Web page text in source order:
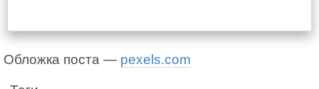
Обложка поста — pexels.com